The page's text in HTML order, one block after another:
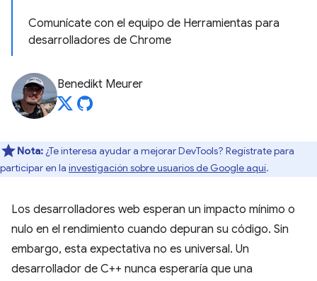
Comunícate con el equipo de Herramientas para
desarrolladores de Chrome
Benedikt Meurer
Nota: ¿Te interesa ayudar a mejorar DevTools? Regístrate para
participar en la investigación sobre usuarios de Google aquí.
Los desarrolladores web esperan un impacto mínimo o
nulo en el rendimiento cuando depuran su código. Sin
embargo, esta expectativa no es universal. Un
desarrollador de C++ nunca esperaría que una